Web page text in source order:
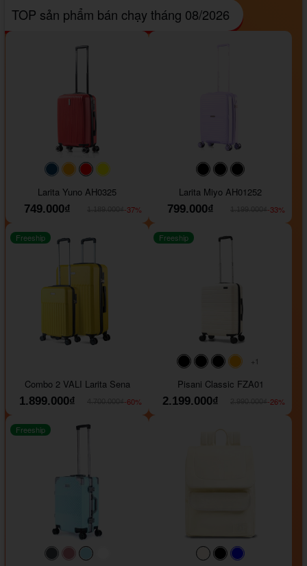
TOP sản phẩm bán chạy tháng 08/2026
#093f69#ffa500#FF0000#FFFF00
Larita Yuno AH0325
749.000₫
-37%
#000000#000000
Larita Miyo AH01252
799.000₫
-33%
Freeship
Combo 2 VALI Larita Sena
1.899.000₫
-60%
#000000#000000
#000000
#ffa500
+1
Freeship
Pisani Classic FZA01
2.199.000₫
-26%
#40454a#b76e79
#9ad8e7
Freeship
#faf0e6#000000